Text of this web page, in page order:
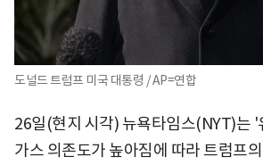
도널드 트럼프 미국 대통령 / AP=연합
26일(현지 시각) 뉴욕타임스(NYT)는 '
가스 의존도가 높아짐에 따라 트럼프